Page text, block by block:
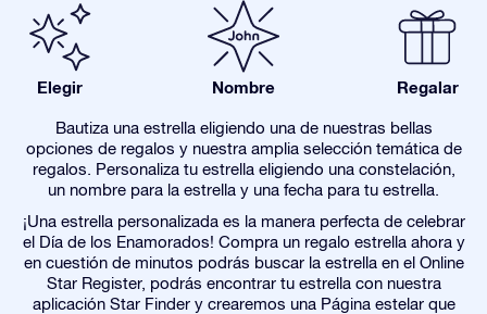
Elegir Nombre Regalar
Bautiza una estrella eligiendo una de nuestras bellas
opciones de regalos y nuestra amplia selección temática de
regalos. Personaliza tu estrella eligiendo una constelación,
un nombre para la estrella y una fecha para tu estrella.
¡Una estrella personalizada es la manera perfecta de celebrar
el Día de los Enamorados! Compra un regalo estrella ahora y
en cuestión de minutos podrás buscar la estrella en el Online
Star Register, podrás encontrar tu estrella con nuestra
aplicación Star Finder y crearemos una Página estelar que